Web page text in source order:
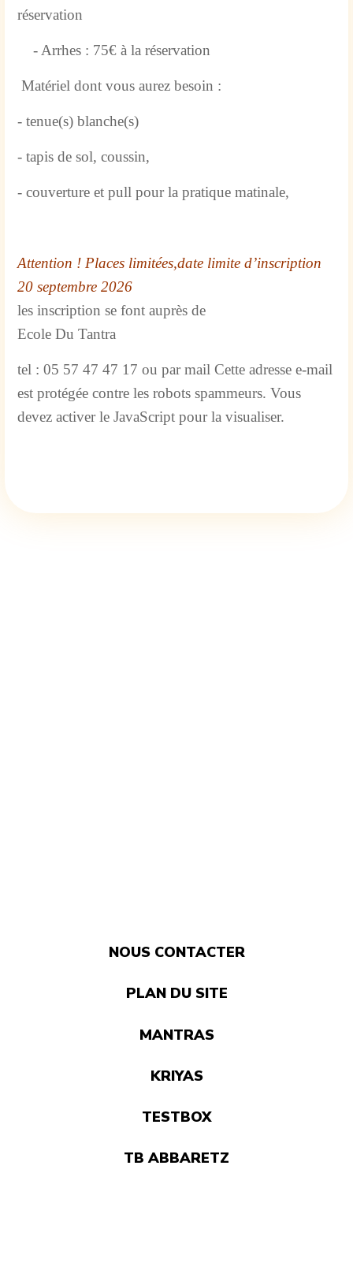
réservation
- Arrhes : 75€ à la réservation
Matériel dont vous aurez besoin :
- tenue(s) blanche(s)
- tapis de sol, coussin,
- couverture et pull pour la pratique matinale,
Attention ! Places limitées,date limite d’inscription
20 septembre 2026
les inscription se font auprès de
Ecole Du Tantra
tel : 05 57 47 47 17 ou par mailCette adresse e-mail
est protégée contre les robots spammeurs. Vous
devez activer le JavaScript pour la visualiser.
NOUS CONTACTER
PLAN DU SITE
MANTRAS
KRIYAS
TESTBOX
TB ABBARETZ